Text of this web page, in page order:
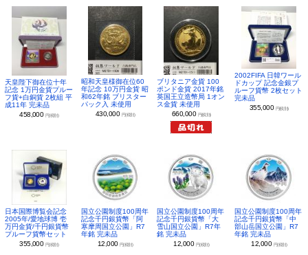
天皇陛下御在位十年
記念 1万円金貨プルー
フ貨+白銅貨 2枚組 平
成11年 完未品
458,000 円(税別)
昭和天皇様御在位60
年記念 10万円金貨 昭
和62年銘 ブリスター
パック入 未使用
430,000 円(税別)
ブリタニア金貨 100
ポンド金貨 2017年銘
英国王立造幣局 1オン
ス金貨 未使用
660,000 円(税別)
2002FIFA 日韓ワール
ドカップ 記念金銀プ
ルーフ貨幣 2枚セット
完未品
355,000 円(税別)
日本国際博覧会記念
2005年/愛地球博 壱
万円金貨/千円銀貨幣
プルーフ貨幣セット
355,000 円(税別)
国立公園制度100周年
記念千円銀貨幣「阿
寒摩周国立公園」R7
年銘 完未品
12,000 円(税別)
国立公園制度100周年
記念千円銀貨幣「大
雪山国立公園」R7年
銘 完未品
12,000 円(税別)
国立公園制度100周年
記念千円銀貨幣「中
部山岳国立公園」R7
年銘 完未品
12,000 円(税別)